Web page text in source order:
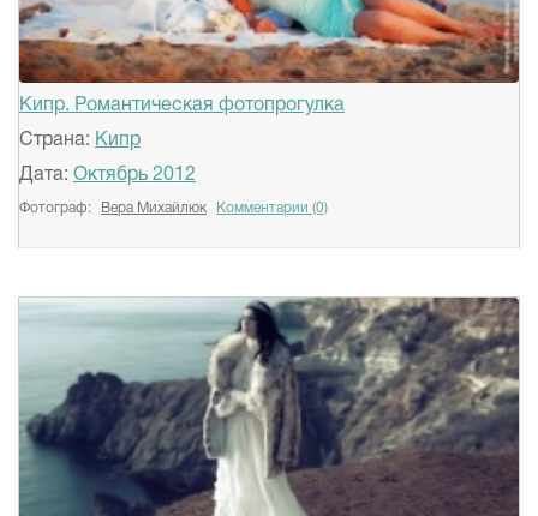
Кипр. Романтическая фотопрогулка
Страна: Кипр
Дата: Октябрь 2012
Фотограф: Вера Михайлюк Комментарии (0)